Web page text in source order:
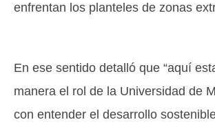
enfrentan los planteles de zonas
En ese sentido detalló que “aquí
manera el rol de la Universidad de
con entender el desarrollo